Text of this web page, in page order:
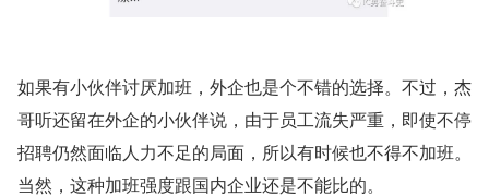
如果有小伙伴讨厌加班，外企也是个不错的选择。不过，杰
哥听还留在外企的小伙伴说，由于员工流失严重，即使不停
招聘仍然面临人力不足的局面，所以有时候也不得不加班。
当然，这种加班强度跟国内企业还是不能比的。